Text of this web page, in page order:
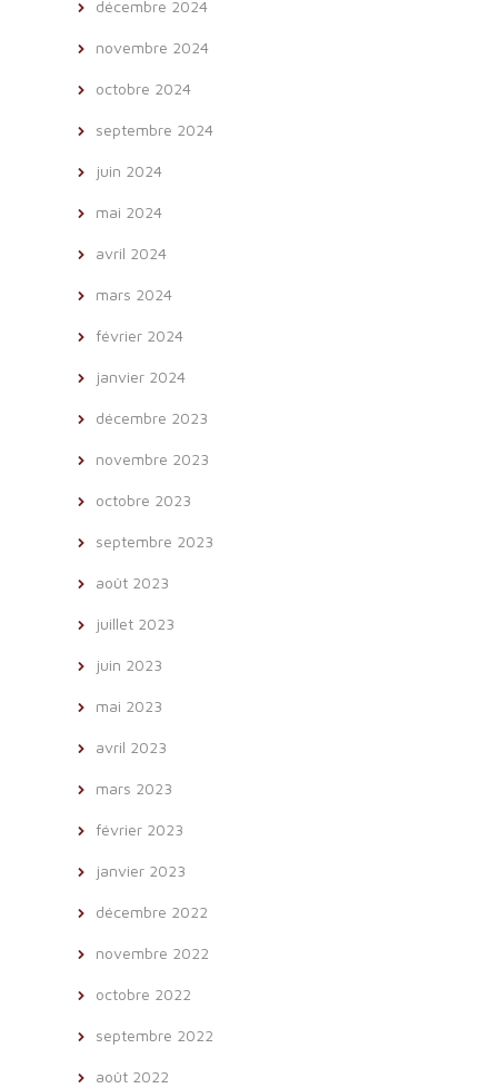
décembre 2024
novembre 2024
octobre 2024
septembre 2024
juin 2024
mai 2024
avril 2024
mars 2024
février 2024
janvier 2024
décembre 2023
novembre 2023
octobre 2023
septembre 2023
août 2023
juillet 2023
juin 2023
mai 2023
avril 2023
mars 2023
février 2023
janvier 2023
décembre 2022
novembre 2022
octobre 2022
septembre 2022
août 2022